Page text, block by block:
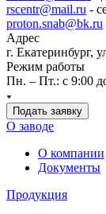
rscentr@mail.ru -
proton.snab@bk.ru
Адрес
г. Екатеринбург,
Режим работы
Пн. – Пт.: с 9:00
Подать заявку
О заводе
О компании
Документы
Продукция